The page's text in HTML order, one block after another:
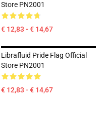
Store PN2001
€ 12,83 - € 14,67
Librafluid Pride Flag Official
Store PN2001
€ 12,83 - € 14,67